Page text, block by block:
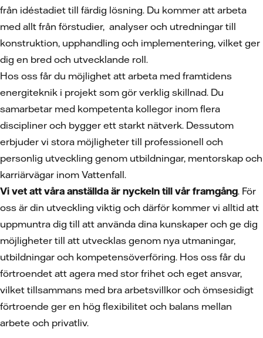
från idéstadiet till färdig lösning. Du kommer att arbeta
med allt från förstudier, analyser och utredningar till
konstruktion, upphandling och implementering, vilket ger
dig en bred och utvecklande roll.
Hos oss får du möjlighet att arbeta med framtidens
energiteknik i projekt som gör verklig skillnad. Du
samarbetar med kompetenta kollegor inom flera
discipliner och bygger ett starkt nätverk. Dessutom
erbjuder vi stora möjligheter till professionell och
personlig utveckling genom utbildningar, mentorskap och
karriärvägar inom Vattenfall.
Vi vet att våra anställda är nyckeln till vår framgång. För
oss är din utveckling viktig och därför kommer vi alltid att
uppmuntra dig till att använda dina kunskaper och ge dig
möjligheter till att utvecklas genom nya utmaningar,
utbildningar och kompetensöverföring. Hos oss får du
förtroendet att agera med stor frihet och eget ansvar,
vilket tillsammans med bra arbetsvillkor och ömsesidigt
förtroende ger en hög flexibilitet och balans mellan
arbete och privatliv.